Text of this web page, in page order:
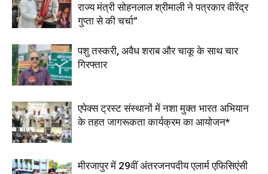
राज्य मंत्री सोहनलाल श्रीमाली ने पत्रकार वीरेंद्र
गुप्ता से की चर्चा”
पशु तस्करी, अवैध शराब और चाकू के साथ चार
गिरफ्तार
एपेक्स ट्रस्ट संस्थानों में नशा मुक्त भारत अभियान
के तहत जागरूकता कार्यक्रम का आयोजन*
मीरजापुर में 29वीं अंतरजनपदीय एलार्म एफिसिएंसी